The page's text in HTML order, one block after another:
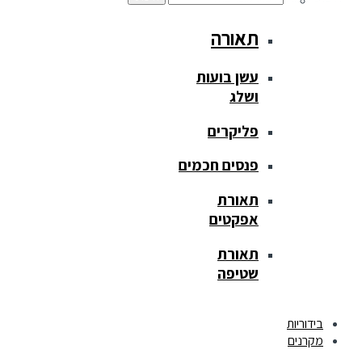
תאורה
עשן בועות
ושלג
פליקרים
פנסים חכמים
תאורת
אפקטים
תאורת
שטיפה
בידוריות
מקרנים